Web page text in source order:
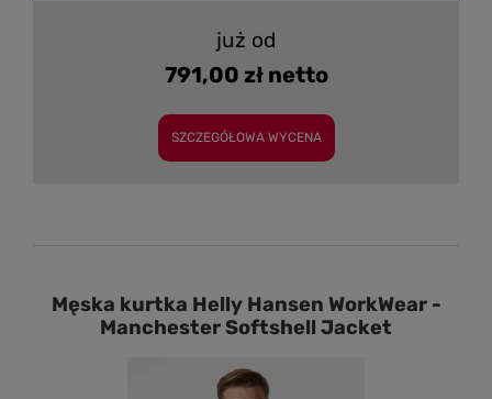
już od
791,00 zł netto
SZCZEGÓŁOWA WYCENA
Męska kurtka Helly Hansen WorkWear -
Manchester Softshell Jacket